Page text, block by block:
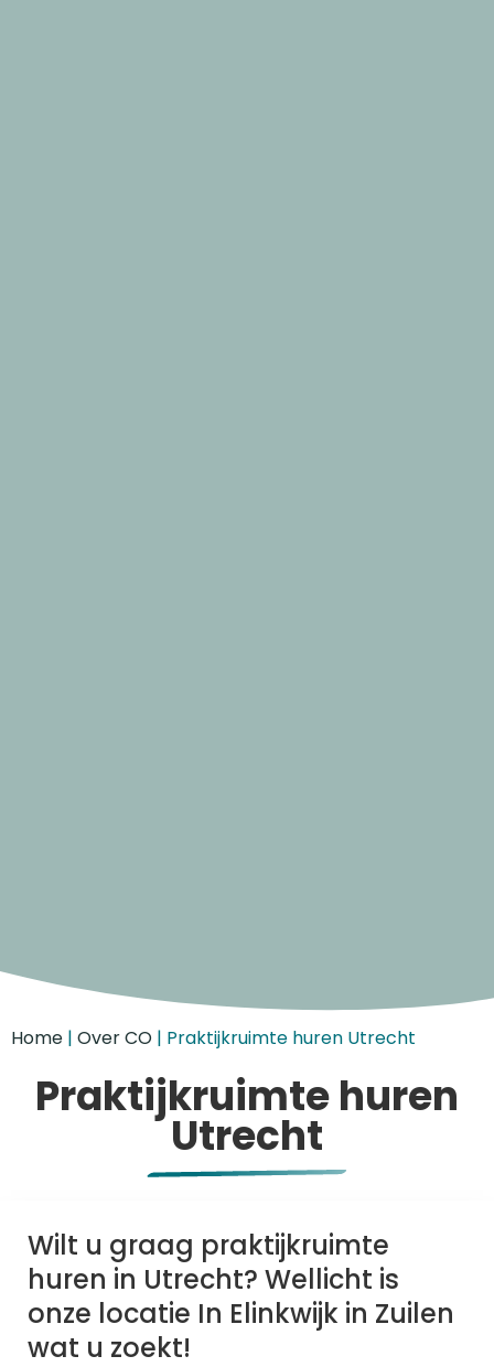
Home | Over CO | Praktijkruimte huren Utrecht
Praktijkruimte huren
Utrecht
Wilt u graag praktijkruimte
huren in Utrecht? Wellicht is
onze locatie In Elinkwijk in Zuilen
wat u zoekt!